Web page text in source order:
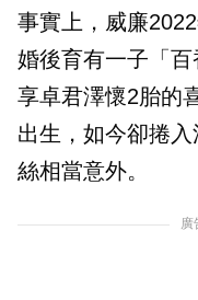
事實上，威廉2
婚後育有一子「
享卓君澤懷2胎的
出生，如今卻捲
絲相當意外。
廣